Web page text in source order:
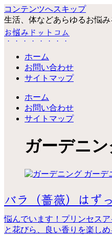
コンテンツへスキップ
生活、体などあらゆるお悩
お悩みドットコム
ホーム
お問い合わせ
サイトマップ
ホーム
お問い合わせ
サイトマップ
ガーデニ
ガーデ
バラ（薔薇）はず
悩んでいます！プリンセス
と花びら、良い香りを楽し